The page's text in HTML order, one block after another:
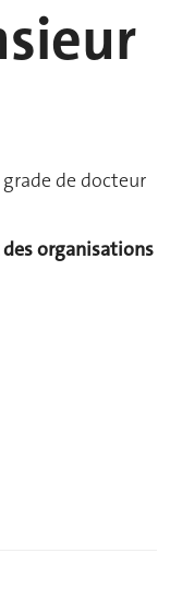
de docteur
des organisations